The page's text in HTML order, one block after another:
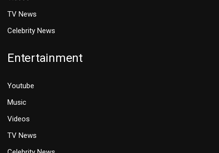
TV News
Celebrity News
Entertainment
Youtube
Music
Videos
TV News